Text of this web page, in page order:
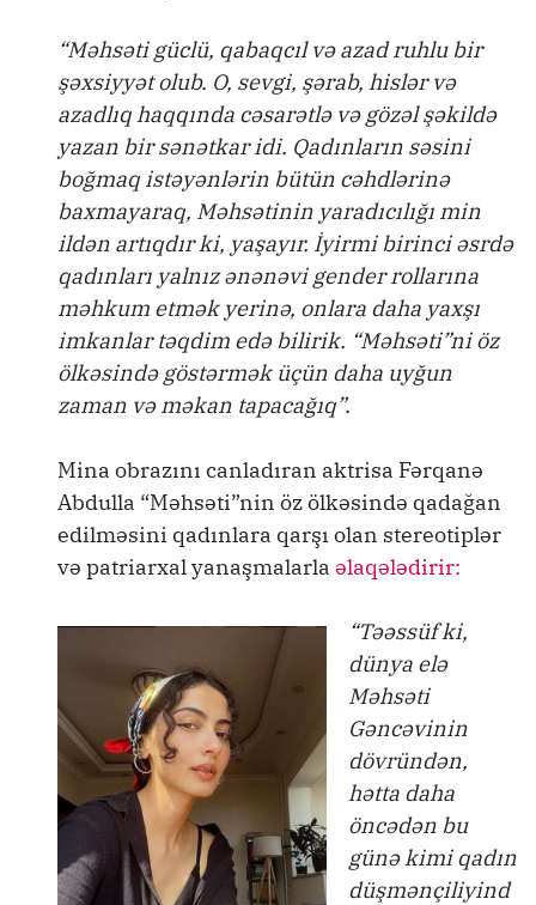
“Məhsəti güclü, qabaqcıl və azad ruhlu bir
şəxsiyyət olub. O, sevgi, şərab, hislər və
azadlıq haqqında cəsarətlə və gözəl şəkildə
yazan bir sənətkar idi. Qadınların səsini
boğmaq istəyənlərin bütün cəhdlərinə
baxmayaraq, Məhsətinin yaradıcılığı min
ildən artıqdır ki, yaşayır. İyirmi birinci əsrdə
qadınları yalnız ənənəvi gender rollarına
məhkum etmək yerinə, onlara daha yaxşı
imkanlar təqdim edə bilirik. “Məhsəti”ni öz
ölkəsində göstərmək üçün daha uyğun
zaman və məkan tapacağıq”.
Mina obrazını canladıran aktrisa Fərqanə
Abdulla “Məhsəti”nin öz ölkəsində qadağan
edilməsini qadınlara qarşı olan stereotiplər
və patriarxal yanaşmalarla əlaqələdirir:
“Təəssüf ki,
dünya elə
Məhsəti
Gəncəvinin
dövründən,
hətta daha
öncədən bu
günə kimi qadın
düşmənçiliyind